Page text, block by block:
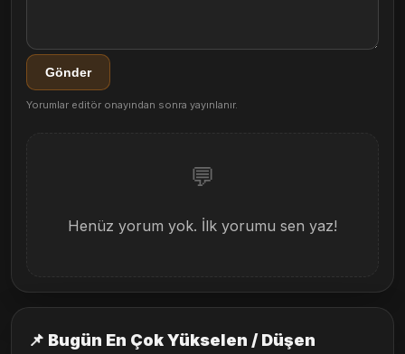
Gönder
Yorumlar editör onayından sonra yayınlanır.
💬
Henüz yorum yok. İlk yorumu sen yaz!
📌 Bugün En Çok Yükselen / Düşen